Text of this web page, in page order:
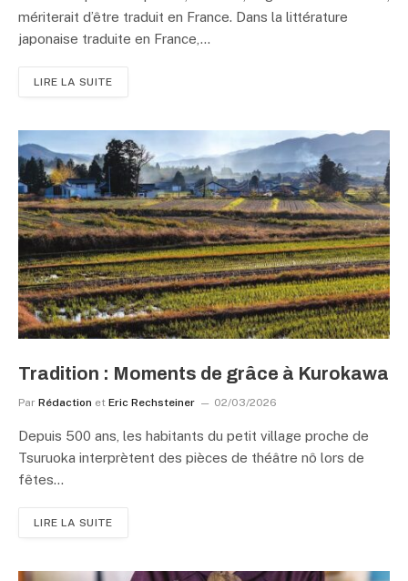
mériterait d’être traduit en France. Dans la littérature
japonaise traduite en France,…
LIRE LA SUITE
Tradition : Moments de grâce à Kurokawa
Par Rédaction et Eric Rechsteiner 02/03/2026
Depuis 500 ans, les habitants du petit village proche de
Tsuruoka interprètent des pièces de théâtre nô lors de
fêtes…
LIRE LA SUITE